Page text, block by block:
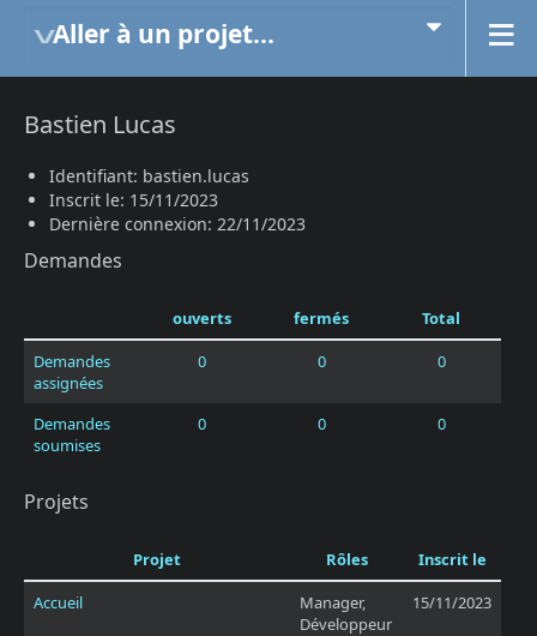
Aller à un projet...
Bastien Lucas
Identifiant: bastien.lucas
Inscrit le: 15/11/2023
Dernière connexion: 22/11/2023
Demandes
ouverts fermés
Total
Demandes
assignées
0 0 0
Demandes
soumises
0 0 0
Projets
Projet Rôles
Inscrit le
Accueil
Manager,
Développeur
15/11/2023